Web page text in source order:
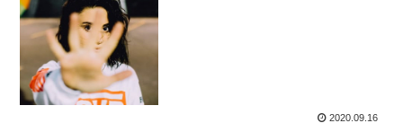
2020.09.16